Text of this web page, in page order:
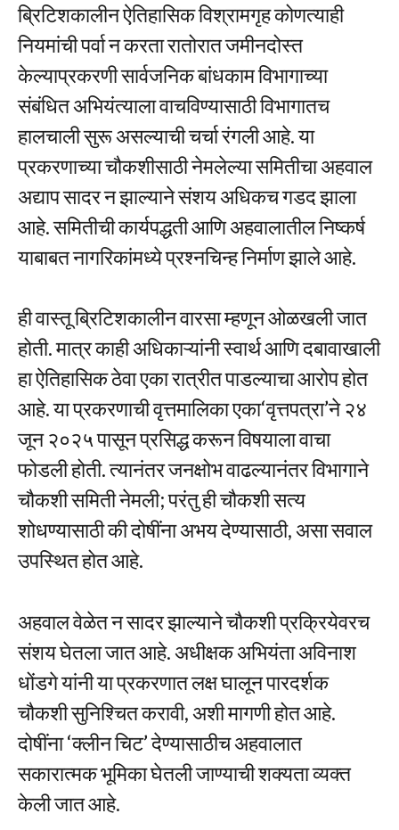
ब्रिटिशकालीन ऐतिहासिक विश्रामगृह कोणत्याही
नियमांची पर्वा न करता रातोरात जमीनदोस्त
केल्याप्रकरणी सार्वजनिक बांधकाम विभागाच्या
संबंधित अभियंत्याला वाचविण्यासाठी विभागातच
हालचाली सुरू असल्याची चर्चा रंगली आहे. या
प्रकरणाच्या चौकशीसाठी नेमलेल्या समितीचा अहवाल
अद्याप सादर न झाल्याने संशय अधिकच गडद झाला
आहे. समितीची कार्यपद्धती आणि अहवालातील निष्कर्ष
याबाबत नागरिकांमध्ये प्रश्नचिन्ह निर्माण झाले आहे.
ही वास्तू ब्रिटिशकालीन वारसा म्हणून ओळखली जात
होती. मात्र काही अधिकाऱ्यांनी स्वार्थ आणि दबावाखाली
हा ऐतिहासिक ठेवा एका रात्रीत पाडल्याचा आरोप होत
आहे. या प्रकरणाची वृत्तमालिका एका‘वृत्तपत्रा’ने २४
जून २०२५ पासून प्रसिद्ध करून विषयाला वाचा
फोडली होती. त्यानंतर जनक्षोभ वाढल्यानंतर विभागाने
चौकशी समिती नेमली; परंतु ही चौकशी सत्य
शोधण्यासाठी की दोषींना अभय देण्यासाठी, असा सवाल
उपस्थित होत आहे.
अहवाल वेळेत न सादर झाल्याने चौकशी प्रक्रियेवरच
संशय घेतला जात आहे. अधीक्षक अभियंता अविनाश
धोंडगे यांनी या प्रकरणात लक्ष घालून पारदर्शक
चौकशी सुनिश्चित करावी, अशी मागणी होत आहे.
दोषींना ‘क्लीन चिट’ देण्यासाठीच अहवालात
सकारात्मक भूमिका घेतली जाण्याची शक्यता व्यक्त
केली जात आहे.